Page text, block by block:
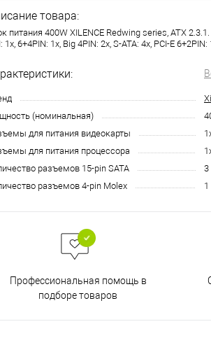
товара:
питания 400W XILENCE Redwing series, ATX
1x, 6+4PIN: 1x, Big 4PIN: 2x, S-ATA: 4x, PCI-E
(номинальная)
для питания видеокарты
для питания процессора
разъемов 15-pin SATA
3
разъемов 4-pin Molex
Профессиональная помощь в
подборе товаров